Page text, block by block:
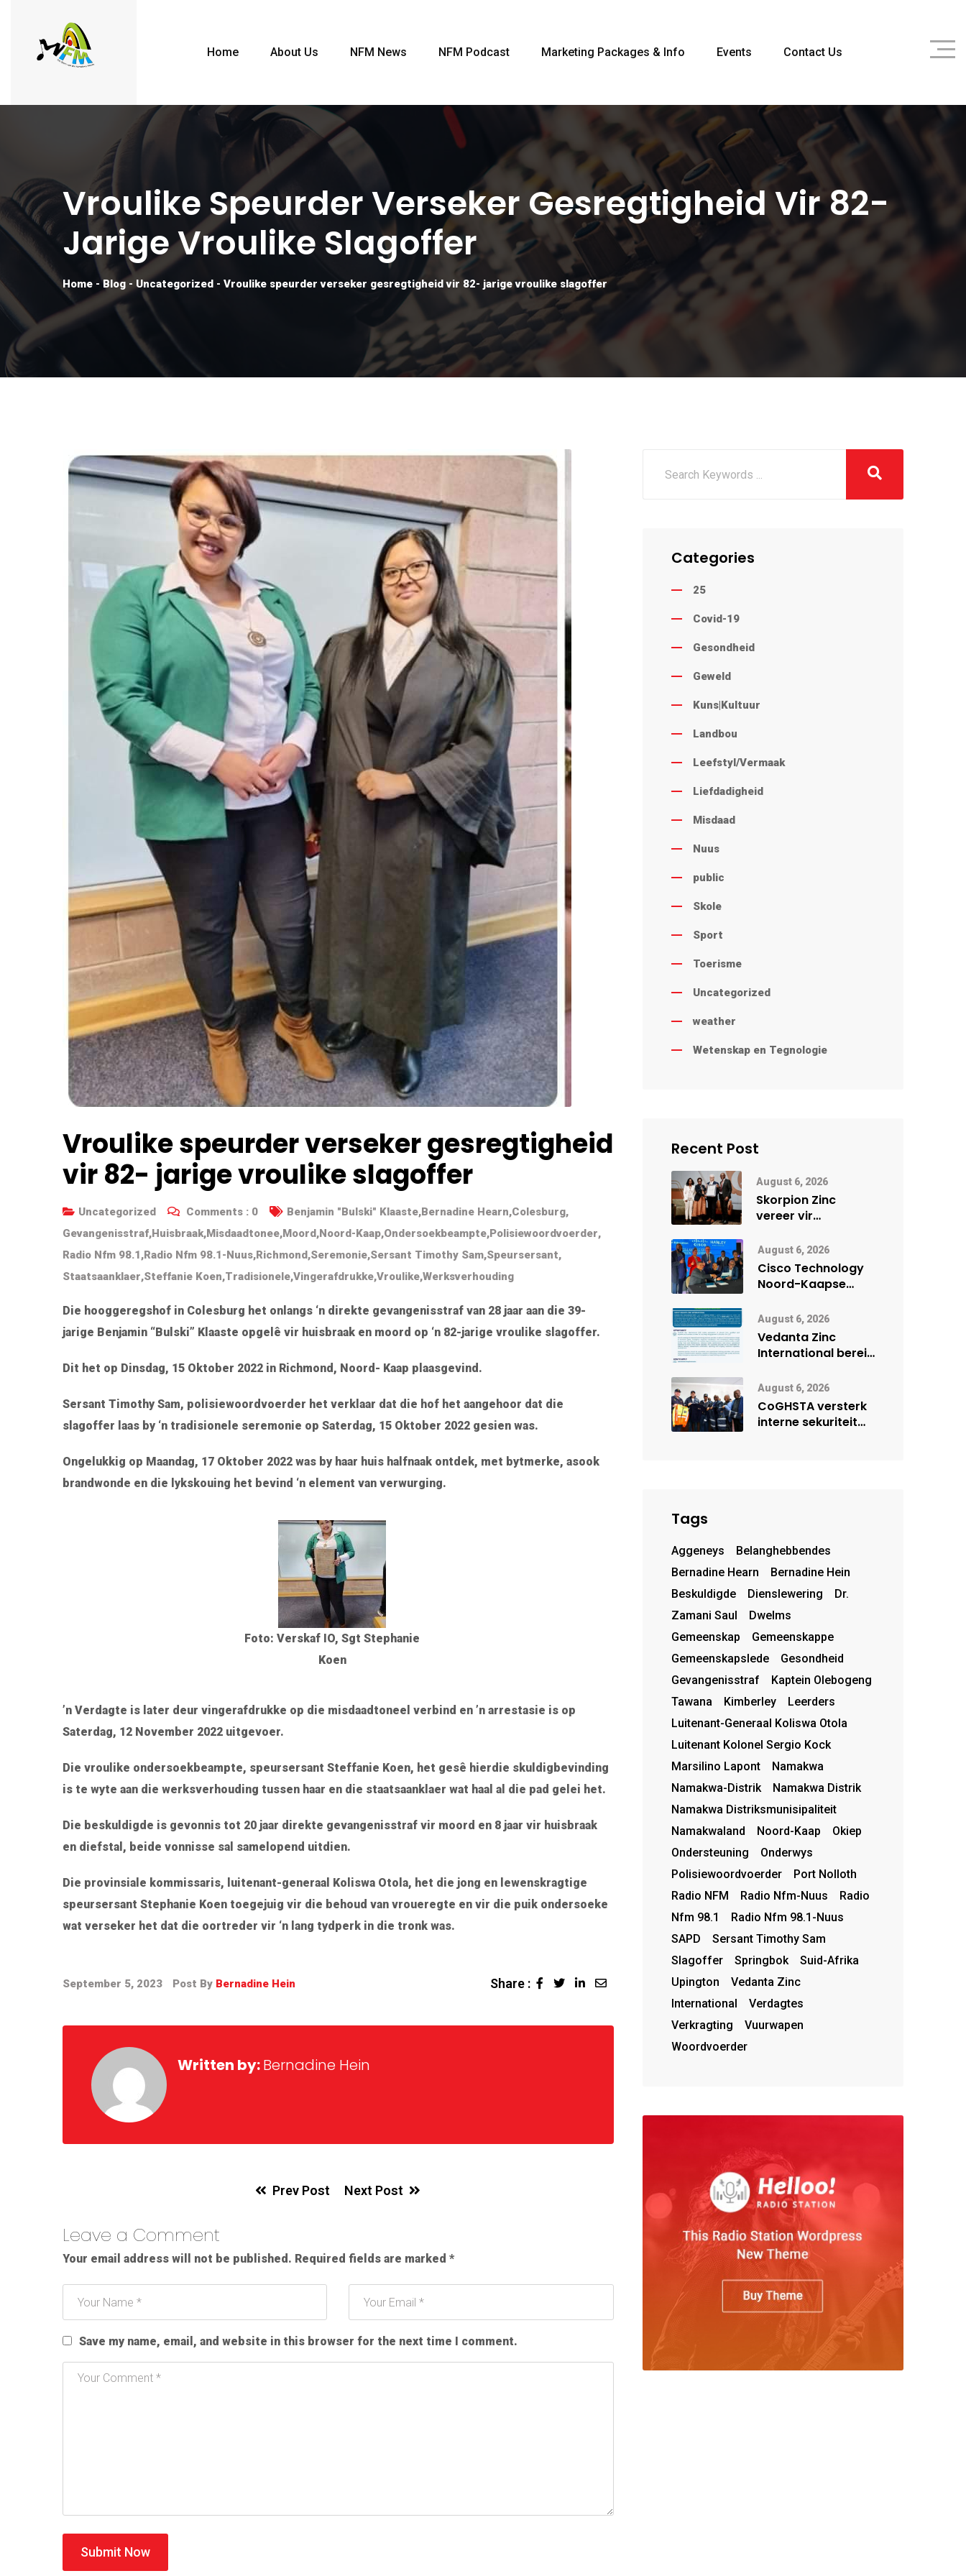
Home About Us NFM News NFM Podcast Marketing Packages & Info Events Contact Us
Vroulike Speurder Verseker Gesregtigheid Vir 82-
Jarige Vroulike Slagoffer
Home -Blog - Uncategorized - Vroulike speurder verseker gesregtigheid vir 82- jarige vroulike slagoffer
Vroulike speurder verseker gesregtigheid
vir 82- jarige vroulike slagoffer
Uncategorized Comments : 0 Benjamin "Bulski" Klaaste,Bernadine Hearn,Colesburg,
Gevangenisstraf,Huisbraak,Misdaadtonee,Moord,Noord-Kaap,Ondersoekbeampte,Polisiewoordvoerder,
Radio Nfm 98.1,Radio Nfm 98.1-Nuus,Richmond,Seremonie,Sersant Timothy Sam,Speursersant,
Staatsaanklaer,Steffanie Koen,Tradisionele,Vingerafdrukke,Vroulike,Werksverhouding
Die hooggeregshof in Colesburg het onlangs ‘n direkte gevangenisstraf van 28 jaar aan die 39-
jarige Benjamin “Bulski” Klaaste opgelê vir huisbraak en moord op ‘n 82-jarige vroulike slagoffer.
Dit het op Dinsdag, 15 Oktober 2022 in Richmond, Noord- Kaap plaasgevind.
Sersant Timothy Sam, polisiewoordvoerder het verklaar dat die hof het aangehoor dat die
slagoffer laas by ‘n tradisionele seremonie op Saterdag, 15 Oktober 2022 gesien was.
Ongelukkig op Maandag, 17 Oktober 2022 was by haar huis halfnaak ontdek, met bytmerke, asook
brandwonde en die lykskouing het bevind ‘n element van verwurging.
Foto: Verskaf IO, Sgt Stephanie
Koen
’n Verdagte is later deur vingerafdrukke op die misdaadtoneel verbind en ’n arrestasie is op
Saterdag, 12 November 2022 uitgevoer.
Die vroulike ondersoekbeampte, speursersant Steffanie Koen, het gesê hierdie skuldigbevinding
is te wyte aan die werksverhouding tussen haar en die staatsaanklaer wat haal al die pad gelei het.
Die beskuldigde is gevonnis tot 20 jaar direkte gevangenisstraf vir moord en 8 jaar vir huisbraak
en diefstal, beide vonnisse sal samelopend uitdien.
Die provinsiale kommissaris, luitenant-generaal Koliswa Otola, het die jong en lewenskragtige
speursersant Stephanie Koen toegejuig vir die behoud van vroueregte en vir die puik ondersoeke
wat verseker het dat die oortreder vir ‘n lang tydperk in die tronk was.
September 5, 2023 Post By Bernadine Hein Share :
Written by:Bernadine Hein
Prev Post Next Post
Leave a Comment
Your email address will not be published. Required fields are marked *
Save my name, email, and website in this browser for the next time I comment.
Submit Now
Categories
25
Covid-19
Gesondheid
Geweld
Kuns|Kultuur
Landbou
Leefstyl/Vermaak
Liefdadigheid
Misdaad
Nuus
public
Skole
Sport
Toerisme
Uncategorized
weather
Wetenskap en Tegnologie
Recent Post
August 6, 2026
Skorpion Zinc
vereer vir
veiligheidsprestasie
by Namibië Mynbou
Ekspo
August 6, 2026
Cisco Technology
Noord-Kaapse
digitale toekoms
deur Cisco-
vennootskap
August 6, 2026
Vedanta Zinc
International berei
vir moontlike
herbegin
August 6, 2026
CoGHSTA versterk
interne sekuriteit
Tags
Aggeneys
Belanghebbendes
Bernadine Hearn
Bernadine Hein
Beskuldigde
Dienslewering
Dr.
Zamani Saul
Dwelms
Gemeenskap
Gemeenskappe
Gemeenskapslede
Gesondheid
Gevangenisstraf
Kaptein Olebogeng
Tawana
Kimberley
Leerders
Luitenant-Generaal Koliswa Otola
Luitenant Kolonel Sergio Kock
Marsilino Lapont
Namakwa
Namakwa-Distrik
Namakwa Distrik
Namakwa Distriksmunisipaliteit
Namakwaland
Noord-Kaap
Okiep
Ondersteuning
Onderwys
Polisiewoordvoerder
Port Nolloth
Radio NFM
Radio Nfm-Nuus
Radio
Nfm 98.1
Radio Nfm 98.1-Nuus
SAPD
Sersant Timothy Sam
Slagoffer
Springbok
Suid-Afrika
Upington
Vedanta Zinc
International
Verdagtes
Verkragting
Vuurwapen
Woordvoerder